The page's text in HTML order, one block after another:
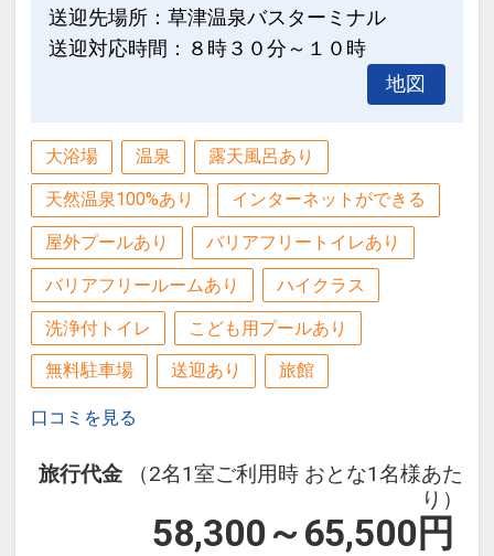
【誕生日記念日】
設定期間：2021年12月17日～2027年3
インターネットコース番号：DP-2-
200000000227
送迎先場所：草津温泉バスターミナル
送迎対応時間：８時３０分～１０時
地図
大浴場 温泉 露天風呂あり
天然温泉100%あり インターネットができる
屋外プールあり バリアフリートイレあり
バリアフリールームあり ハイクラス
洗浄付トイレ こども用プールあり
無料駐車場 送迎あり 旅館
口コミを見る
旅行代金
（2名1室ご利用時 おとな1名様あた
り）
58,300～65,500 円